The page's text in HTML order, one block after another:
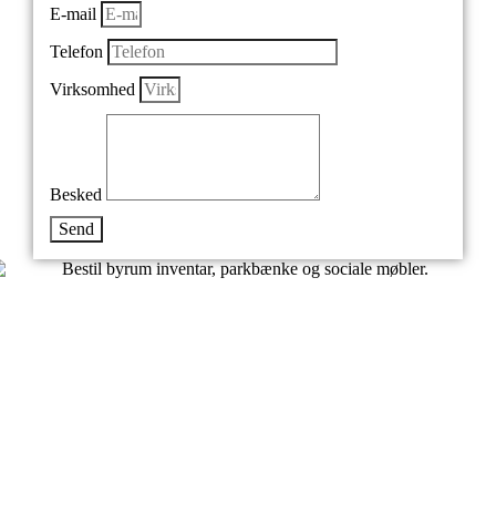
E-mail
Telefon
Virksomhed
Besked
Send